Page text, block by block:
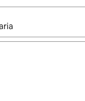
tilgængelige, skal du